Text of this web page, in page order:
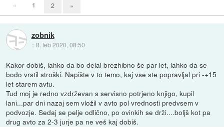
« 1 2 »
zobnik
::8. feb 2020, 08:50
Kakor dobiš, lahko da bo delal brezhibno še par let, lahko da se
bodo vrstil stroški. Napište v to temo, kaj vse ste popravljal pri -+15
let starem avtu.
Tud moj je redno vzdrževan s servisno potrjeno knjigo, kupil
lani...par dni nazaj sem vložil v avto pol vrednosti predvsem v
podvozje. Sedaj se pelje odlično, po ovinkih se drži....boljš kot pa
drug avto za 2-3 jurje pa ne veš kaj dobiš.